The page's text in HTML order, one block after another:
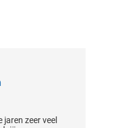
zeer veel